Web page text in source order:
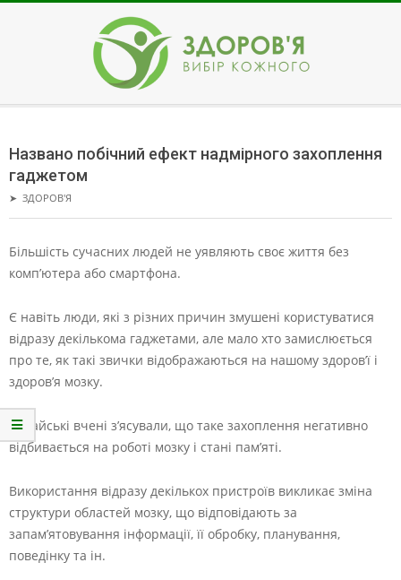
ЗДОРОВ'Я
Menu
Названо побічний ефект надмірного захоплення
гаджетом
➤ ЗДОРОВ'Я
Більшість сучасних людей не уявляють своє життя без
комп’ютера або смартфона.
Є навіть люди, які з різних причин змушені користуватися
відразу декількома гаджетами, але мало хто замислюється
про те, як такі звички відображаються на нашому здоров’ї і
здоров’я мозку.
Китайські вчені з’ясували, що таке захоплення негативно
відбивається на роботі мозку і стані пам’яті.
Використання відразу декількох пристроїв викликає зміна
структури областей мозку, що відповідають за
запам’ятовування інформації, її обробку, планування,
поведінку та ін.